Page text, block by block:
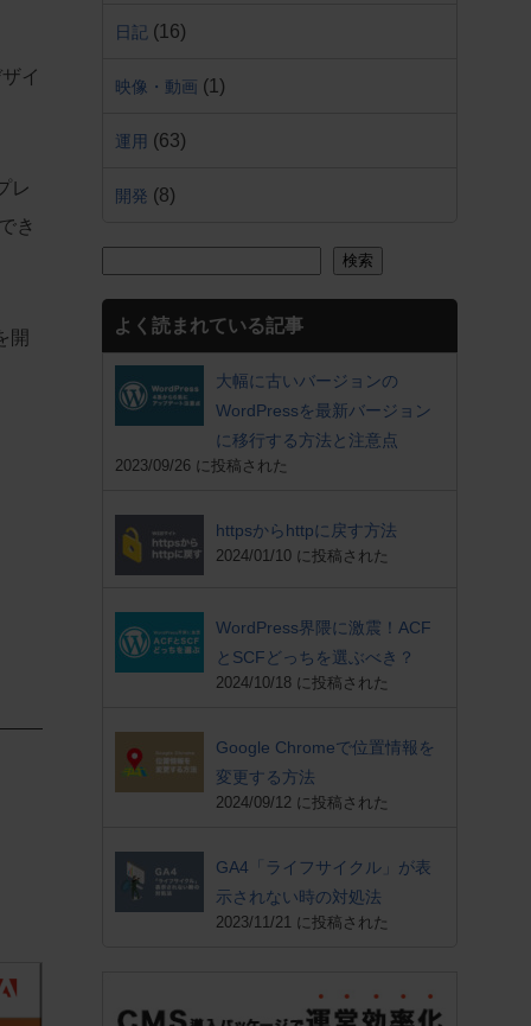
イ
レ
き
開
日記 (16)
映像・動画 (1)
運用 (63)
開発 (8)
検索
よく読まれている記事
大幅に古いバージョンの
WordPressを最新バージョン
に移行する方法と注意点
2023/09/26 に投稿された
httpsからhttpに戻す方法
2024/01/10 に投稿された
WordPress界隈に激震！ACF
とSCFどっちを選ぶべき？
2024/10/18 に投稿された
Google Chromeで位置情報を
変更する方法
2024/09/12 に投稿された
GA4「ライフサイクル」が表
示されない時の対処法
2023/11/21 に投稿された